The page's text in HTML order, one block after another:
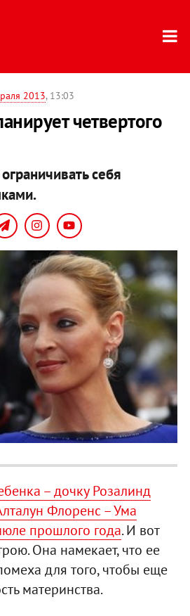
2013, 13:03
четвертого
себя
– дочку Розалинд
Флоренс – Ума
прошлого года. И вот
Она намекает, что ее
для того, чтобы еще
материнства.